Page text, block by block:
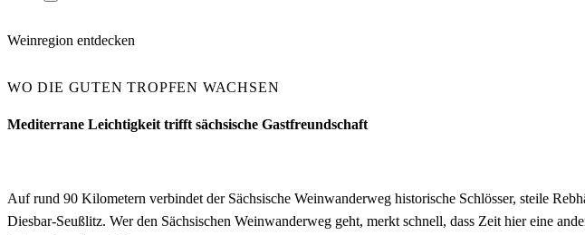
Weinregion entdecken
WO DIE GUTEN TROPFEN WACHSEN
Mediterrane Leichtigkeit trifft sächsische Gastfreundschaft
Auf rund 90 Kilometern verbindet der Sächsische Weinwanderweg historische Schlösser, steile
Diesbar-Seußlitz. Wer den Sächsischen Weinwanderweg geht, merkt schnell, dass Zeit hier eine